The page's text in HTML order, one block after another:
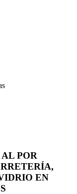
POR
EN